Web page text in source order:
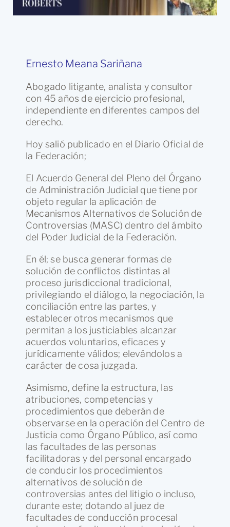
Ernesto Meana Sariñana
Abogado litigante, analista y consultor
con 45 años de ejercicio profesional,
independiente en diferentes campos del
derecho.
Hoy salió publicado en el Diario Oficial de
la Federación;
El Acuerdo General del Pleno del Órgano
de Administración Judicial que tiene por
objeto regular la aplicación de
Mecanismos Alternativos de Solución de
Controversias (MASC) dentro del ámbito
del Poder Judicial de la Federación.
En él; se busca generar formas de
solución de conflictos distintas al
proceso jurisdiccional tradicional,
privilegiando el diálogo, la negociación, la
conciliación entre las partes, y
establecer otros mecanismos que
permitan a los justiciables alcanzar
acuerdos voluntarios, eficaces y
jurídicamente válidos; elevándolos a
carácter de cosa juzgada.
Asimismo, define la estructura, las
atribuciones, competencias y
procedimientos que deberán de
observarse en la operación del Centro de
Justicia como Órgano Público, así como
las facultades de las personas
facilitadoras y del personal encargado
de conducir los procedimientos
alternativos de solución de
controversias antes del litigio o incluso,
durante este; dotando al juez de
facultades de conducción procesal